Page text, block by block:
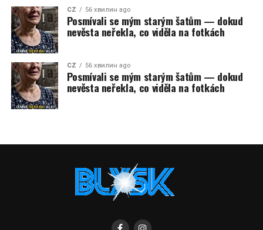
CZ 56 хвилин ago
Posmívali se mým starým šatům — dokud
nevěsta neřekla, co viděla na fotkách
CZ 56 хвилин ago
Posmívali se mým starým šatům — dokud
nevěsta neřekla, co viděla na fotkách